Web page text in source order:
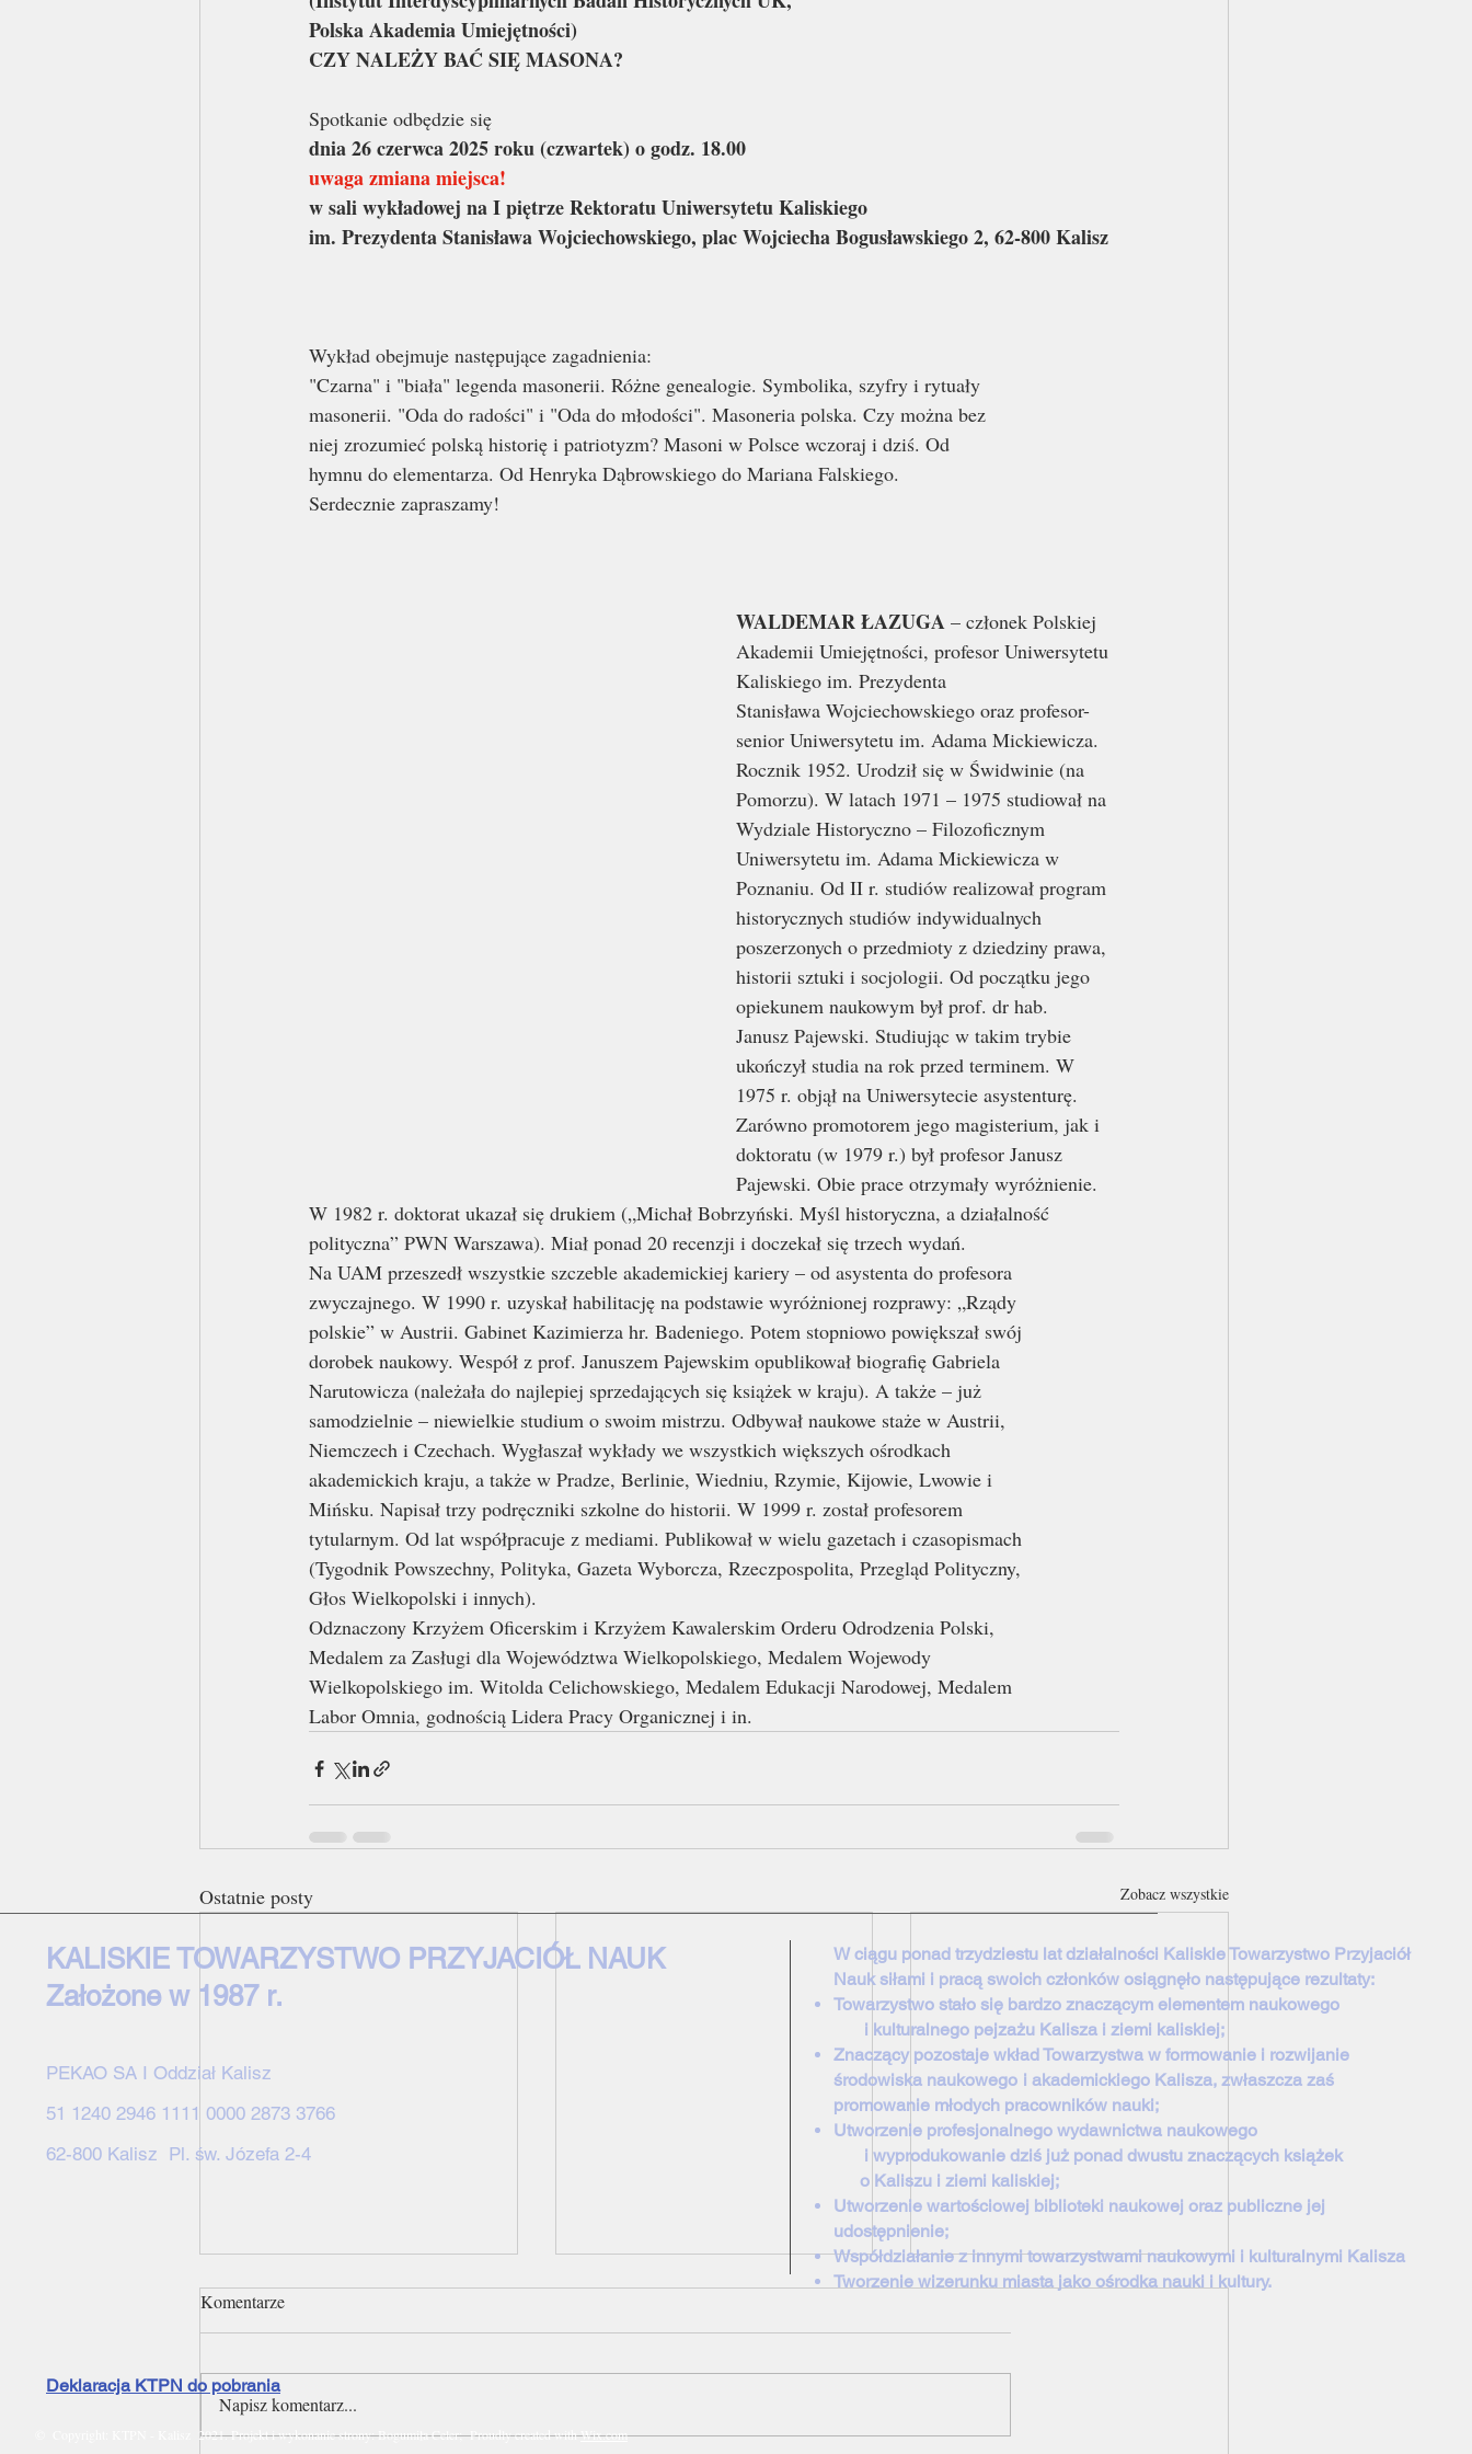
Polska Akademia Umiejętności)
CZY NALEŻY BAĆ SIĘ MASONA?
Spotkanie odbędzie się
dnia 26 czerwca 2025 roku (czwartek) o godz. 18.00
uwaga zmiana miejsca!
w sali wykładowej na I piętrze Rektoratu Uniwersytetu Kaliskiego
im. Prezydenta Stanisława Wojciechowskiego, plac Wojciecha Bogusławskiego 2, 62-800 Kalisz
Wykład obejmuje następujące zagadnienia:
"Czarna" i "biała" legenda masonerii. Różne genealogie. Symbolika, szyfry i rytuały
masonerii. "Oda do radości" i "Oda do młodości". Masoneria polska. Czy można bez
niej zrozumieć polską historię i patriotyzm? Masoni w Polsce wczoraj i dziś. Od
hymnu do elementarza. Od Henryka Dąbrowskiego do Mariana Falskiego.
Serdecznie zapraszamy!
WALDEMAR ŁAZUGA – członek Polskiej
Akademii Umiejętności, profesor Uniwersytetu
Kaliskiego im. Prezydenta
Stanisława Wojciechowskiego oraz profesor-
senior Uniwersytetu im. Adama Mickiewicza.
Rocznik 1952. Urodził się w Świdwinie (na
Pomorzu). W latach 1971 – 1975 studiował na
Wydziale Historyczno – Filozoficznym
Uniwersytetu im. Adama Mickiewicza w
Poznaniu. Od II r. studiów realizował program
historycznych studiów indywidualnych
poszerzonych o przedmioty z dziedziny prawa,
historii sztuki i socjologii. Od początku jego
opiekunem naukowym był prof. dr hab.
Janusz Pajewski. Studiując w takim trybie
ukończył studia na rok przed terminem. W
1975 r. objął na Uniwersytecie asystenturę.
Zarówno promotorem jego magisterium, jak i
doktoratu (w 1979 r.) był profesor Janusz
Pajewski. Obie prace otrzymały wyróżnienie.
W 1982 r. doktorat ukazał się drukiem („Michał Bobrzyński. Myśl historyczna, a działalność
polityczna” PWN Warszawa). Miał ponad 20 recenzji i doczekał się trzech wydań.
Na UAM przeszedł wszystkie szczeble akademickiej kariery – od asystenta do profesora
zwyczajnego. W 1990 r. uzyskał habilitację na podstawie wyróżnionej rozprawy: „Rządy
polskie” w Austrii. Gabinet Kazimierza hr. Badeniego. Potem stopniowo powiększał swój
dorobek naukowy. Wespół z prof. Januszem Pajewskim opublikował biografię Gabriela
Narutowicza (należała do najlepiej sprzedających się książek w kraju). A także – już
samodzielnie – niewielkie studium o swoim mistrzu. Odbywał naukowe staże w Austrii,
Niemczech i Czechach. Wygłaszał wykłady we wszystkich większych ośrodkach
akademickich kraju, a także w Pradze, Berlinie, Wiedniu, Rzymie, Kijowie, Lwowie i
Mińsku. Napisał trzy podręczniki szkolne do historii. W 1999 r. został profesorem
tytularnym. Od lat współpracuje z mediami. Publikował w wielu gazetach i czasopismach
(Tygodnik Powszechny, Polityka, Gazeta Wyborcza, Rzeczpospolita, Przegląd Polityczny,
Głos Wielkopolski i innych).
Odznaczony Krzyżem Oficerskim i Krzyżem Kawalerskim Orderu Odrodzenia Polski,
Medalem za Zasługi dla Województwa Wielkopolskiego, Medalem Wojewody
Wielkopolskiego im. Witolda Celichowskiego, Medalem Edukacji Narodowej, Medalem
Labor Omnia, godnością Lidera Pracy Organicznej i in.
Ostatnie posty Zobacz wszystkie
Komentarze
Napisz komentarz...
KALISKIE TOWARZYSTWO PRZYJACIÓŁ NAUK
Założone w 1987 r.
PEKAO SA I Oddział Kalisz
51 1240 2946 1111 0000 2873 3766
62-800 Kalisz Pl. św. Józefa 2-4
W ciągu ponad trzydziestu lat działalności Kaliskie Towarzystwo Przyjaciół
Nauk siłami i pracą swoich członków osiągnęło następujące rezultaty:
Towarzystwo stało się bardzo znaczącym elementem naukowego
i kulturalnego pejzażu Kalisza i ziemi kaliskiej;
Znaczący pozostaje wkład Towarzystwa w formowanie i rozwijanie
środowiska naukowego
i akademickiego Kalisza, zwłaszcza zaś
promowanie młodych pracowników nauki;
Utworzenie profesjonalnego wydawnictwa naukowego
i wyprodukowanie dziś już ponad dwustu znaczących książek
o Kaliszu
i ziemi kaliskiej;
Utworzenie wartościowej biblioteki naukowej oraz publiczne jej
udostępnienie;
Współdziałanie z innymi towarzystwami naukowymi i kulturalnymi Kalisza
Tworzenie wizerunku miasta jako ośrodka nauki i kultury.
Deklaracja KTPN do pobrania
Copyright: KTPN - Kalisz 2021. Projekt i wykonanie strony: Bogumiła Celer;Proudly created withWix.com